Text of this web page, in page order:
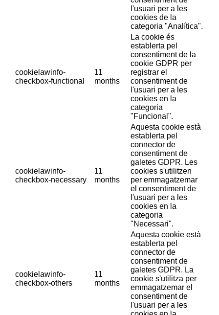
l'usuari per a les
cookies de la
categoria "Analítica".
cookielawinfo-
checkbox-functional
11
months
La cookie és
establerta pel
consentiment de la
cookie GDPR per
registrar el
consentiment de
l'usuari per a les
cookies en la
categoria
"Funcional".
cookielawinfo-
checkbox-necessary
11
months
Aquesta cookie està
establerta pel
connector de
consentiment de
galetes GDPR. Les
cookies s'utilitzen
per emmagatzemar
el consentiment de
l'usuari per a les
cookies en la
categoria
"Necessari".
cookielawinfo-
checkbox-others
11
months
Aquesta cookie està
establerta pel
connector de
consentiment de
galetes GDPR. La
cookie s'utilitza per
emmagatzemar el
consentiment de
l'usuari per a les